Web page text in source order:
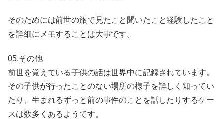
そのためには前世の旅で見たこと聞いたこと経験したこと
を詳細にメモすることは大事です。
05.その他
前世を覚えている子供の話は世界中に記録されています。
その子供が行ったことのない場所の様子を詳しく知ってい
たり、生まれるずっと前の事件のことを話したりするケー
スは数多くあるようです。